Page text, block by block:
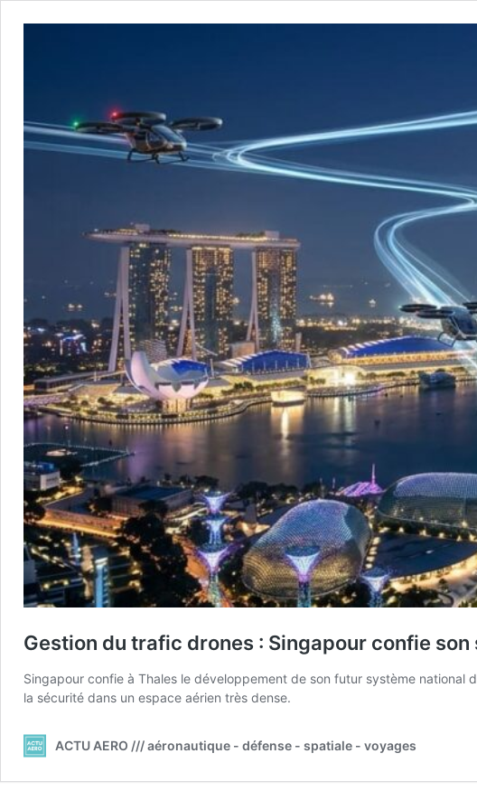
Gestion du trafic drones : Singapour confie
Singapour confie à Thales le développement de son futur système
la sécurité dans un espace aérien très dense.
ACTU AERO /// aéronautique - défense - spatiale - voyages